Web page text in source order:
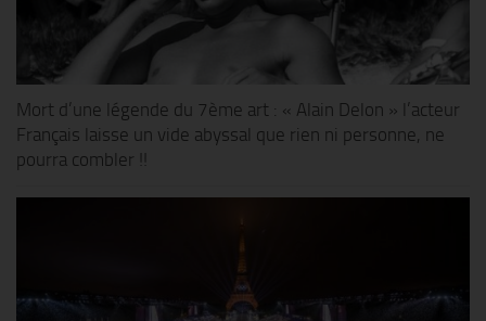
Mort d’une légende du 7ème art : « Alain Delon » l’acteur
Français laisse un vide abyssal que rien ni personne, ne
pourra combler !!